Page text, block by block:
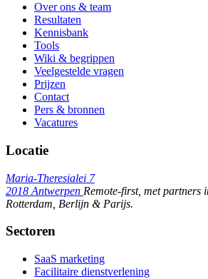
Over ons & team
Resultaten
Kennisbank
Tools
Wiki & begrippen
Veelgestelde vragen
Prijzen
Contact
Pers & bronnen
Vacatures
Locatie
Maria-Theresialei 7
2018 Antwerpen Remote-first, met partners
Rotterdam, Berlijn & Parijs.
Sectoren
SaaS marketing
Facilitaire dienstverlening